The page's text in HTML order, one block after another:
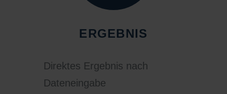
ERGEBNIS
Direktes Ergebnis nach
Dateneingabe